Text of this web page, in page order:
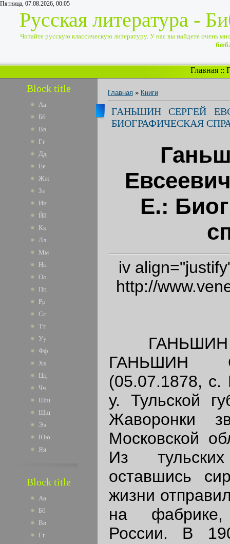
Пятница, 07.08.2026, 00:05
Русская литература -
Читайте русскую классическую литературу. У нас вы найдете очень
Главная ::
Block title
Аа
Бб
Вв
Гг
Дд
Ее
Жж
Зз
Ии
Йй
Кк
Лл
Мм
Нн
Оо
Пп
Рр
Сс
Тт
Уу
Фф
Хх
Цц
Чч
Шш
Щщ
Ээ
Юю
Яя
Block title
Аа
Бб
Вв
Гг
Главная » Книги
ГАНЬШИН СЕРГЕЙ
БИОГРАФИЧЕСКАЯ
Е.:
iv
http://
ГАНЬШИН
ГАНЬШИН
(05.07.1878, с.
у. Тульской
Жаворонки
Московской
Из
оставшись
жизни
на фабрике,
России. В